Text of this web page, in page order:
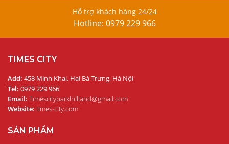
Hỗ trợ khách hàng 24/24
Hotline: 0979 229 966
TIMES CITY
Add: 458 Minh Khai, Hai Bà Trưng, Hà Nội
Tel: 0979 229 966
Email: Timescityparkhillland@gmail.com
Website: times-city.com
SẢN PHẨM